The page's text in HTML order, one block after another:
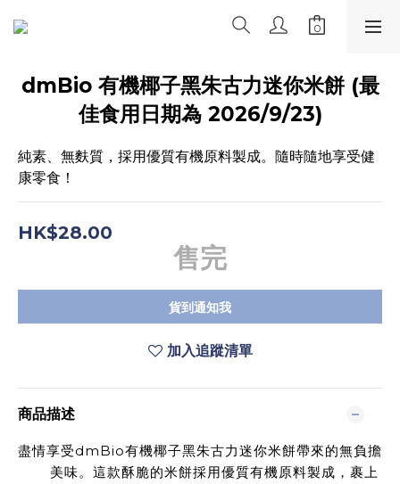
dmBio 有機椰子黑朱古力迷你米餅 (最
佳食用日期為 2026/9/23)
純素、無麩質，採用優質有機原料製成。隨時隨地享受健
康零食！
HK$28.00
售完
貨到通知我
加入追蹤清單
商品描述
盡情享受dmBio有機椰子黑朱古力迷你米餅帶來的無負擔
美味。這款酥脆的米餅採用優質有機原料製成，裹上